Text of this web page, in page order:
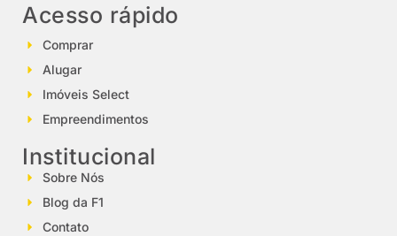
Acesso rápido
Comprar
Alugar
Imóveis Select
Empreendimentos
Institucional
Sobre Nós
Blog da F1
Contato